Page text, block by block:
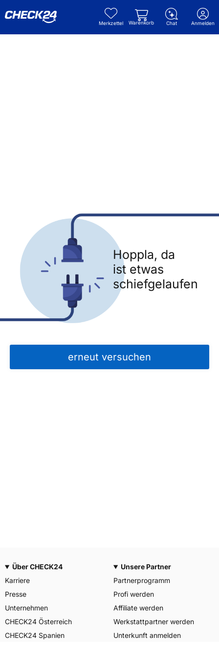
Merkzettel Warenkorb Chat Anmelden
Hoppla, da
ist etwas
schiefgelaufen
erneut versuchen
Über CHECK24
Karriere
Presse
Unternehmen
CHECK24 Österreich
CHECK24 Spanien
Unsere Partner
Partnerprogramm
Profi werden
Affiliate werden
Werkstattpartner werden
Unterkunft anmelden